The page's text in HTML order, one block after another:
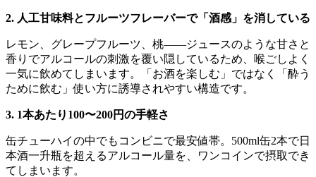
2. 人工甘味料とフルーツフレーバーで「酒感」を消している
レモン、グレープフルーツ、桃——ジュースのような甘さと
香りでアルコールの刺激を覆い隠しているため、喉ごしよく
一気に飲めてしまいます。「お酒を楽しむ」ではなく「酔う
ために飲む」使い方に誘導されやすい構造です。
3. 1本あたり100〜200円の手軽さ
缶チューハイの中でもコンビニで最安値帯。500ml缶2本で日
本酒一升瓶を超えるアルコール量を、ワンコインで摂取でき
てしまいます。